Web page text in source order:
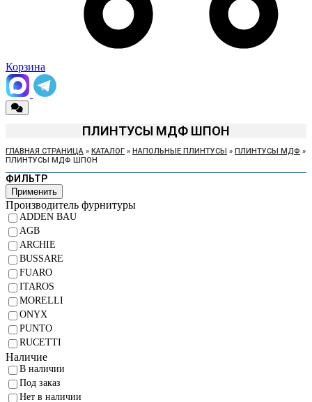
Корзина
ПЛИНТУСЫ МДФ ШПОН
ГЛАВНАЯ СТРАНИЦА » КАТАЛОГ » НАПОЛЬНЫЕ ПЛИНТУСЫ » ПЛИНТУСЫ МДФ »
ПЛИНТУСЫ МДФ ШПОН
ФИЛЬТР
Применить
Производитель фурнитуры
ADDEN BAU
AGB
ARCHIE
BUSSARE
FUARO
ITAROS
MORELLI
ONYX
PUNTO
RUCETTI
Наличие
В наличии
Под заказ
Нет в наличии